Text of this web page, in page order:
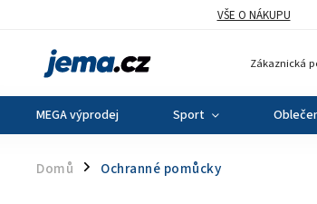
VŠE O NÁKUPU
Zákaznická
MEGA výprodej Sport
Domů / Ochranné pomůcky